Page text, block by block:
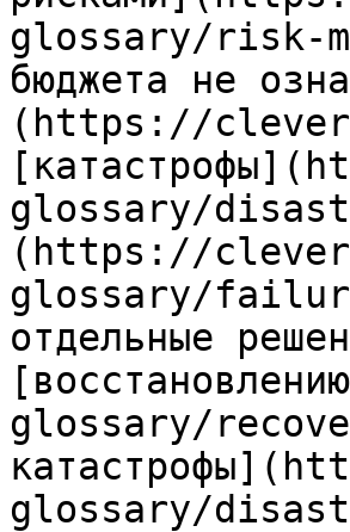
glossary/risk-
бюджета не
(https://
glossary/
(https://
glossary/
отдельные
glossary/
glossary/